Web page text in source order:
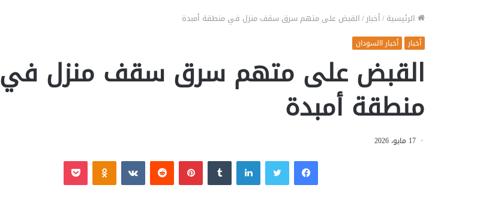
الرئيسية/أخبار/القبض على متهم سرق سقف منزل في منطقة أمبدة
أخبار أخبار االسودان
القبض على متهم سرق سقف منزل في
منطقة أمبدة
17 مايو، 2026
فيسبوك لينكدإن بينتيريست